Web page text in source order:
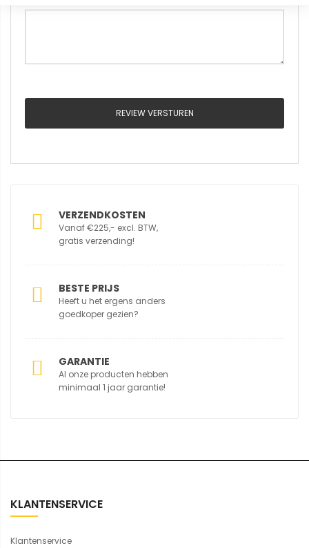
REVIEW VERSTUREN
VERZENDKOSTEN
Vanaf €225,- excl. BTW,
gratis verzending!
BESTE PRIJS
Heeft u het ergens anders
goedkoper gezien?
GARANTIE
Al onze producten hebben
minimaal 1 jaar garantie!
KLANTENSERVICE
Klantenservice